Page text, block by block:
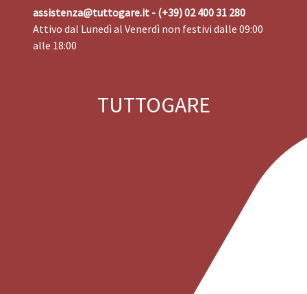
assistenza@tuttogare.it - (+39) 02 400 31 280
Attivo dal Lunedì al Venerdì non festivi dalle 09:00
alle 18:00
TUTTOGARE